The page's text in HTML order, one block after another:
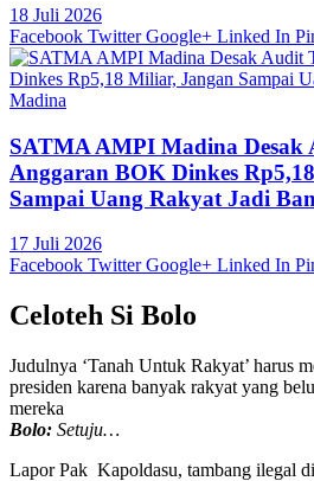
18 Juli 2026
Facebook Twitter Google+ Linked In
Madina
SATMA AMPI Madina Desak
Anggaran BOK Dinkes
Sampai Uang Rakyat Jadi
17 Juli 2026
Facebook Twitter Google+ Linked In
Celoteh Si Bolo
Judulnya ‘Tanah Untuk Rakyat’ harus
presiden karena banyak rakyat yang
mereka
Bolo: Setuju…
Lapor Pak Kapoldasu, tambang ilegal